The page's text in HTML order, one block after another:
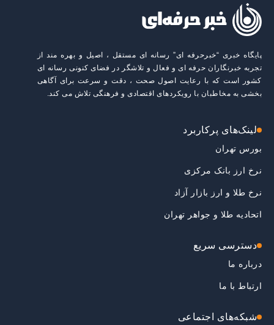
پایگاه خبری “خبرحرفه ای” رسانه ای مستقل ، اصیل و بهره مند از
تجربه خبرنگاران حرفه ای و فعال و تلاشگر در فضای کنونی رسانه ای
کشور است که با رعایت اصول صحت ، دقت و سرعت برای آگاهی
بخشی به مخاطبان با رویکردهای اقتصادی و فرهنگی تلاش می کند.
لینک‌های پرکاربرد
بورس تهران
نرخ ارز بانک مرکزی
نرخ طلا و ارز بازار آزاد
اتحادیه طلا و جواهر تهران
دسترسی سریع
درباره ما
ارتباط با ما
شبکه‌های اجتماعی